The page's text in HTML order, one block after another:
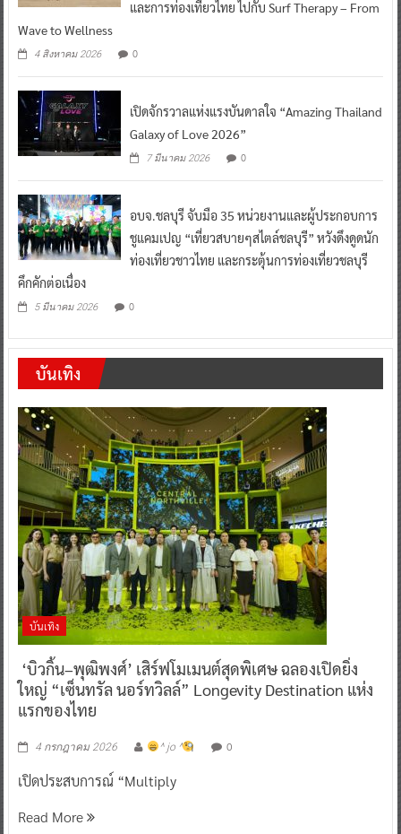
และการท่องเที่ยวไทย ไปกับ Surf Therapy – From
Wave to Wellness
4 สิงหาคม 2026 0
เปิดจักรวาลแห่งแรงบันดาลใจ “Amazing Thailand
Galaxy of Love 2026”
7 มีนาคม 2026 0
อบจ.ชลบุรี จับมือ 35 หน่วยงานและผู้ประกอบการ
ชูแคมเปญ “เที่ยวสบายๆสไตล์ชลบุรี” หวังดึงดูดนัก
ท่องเที่ยวชาวไทย และกระตุ้นการท่องเที่ยวชลบุรี
คึกคักต่อเนื่อง
5 มีนาคม 2026 0
บันเทิง
บันเทิง
‘บิวกิ้น–พุฒิพงศ์’ เสิร์ฟโมเมนต์สุดพิเศษ ฉลองเปิดยิ่ง
ใหญ่ “เซ็นทรัล นอร์ทวิลล์” Longevity Destination แห่ง
แรกของไทย
4 กรกฎาคม 2026 ^ jo ^ 0
เปิดประสบการณ์ “Multiply
Read More